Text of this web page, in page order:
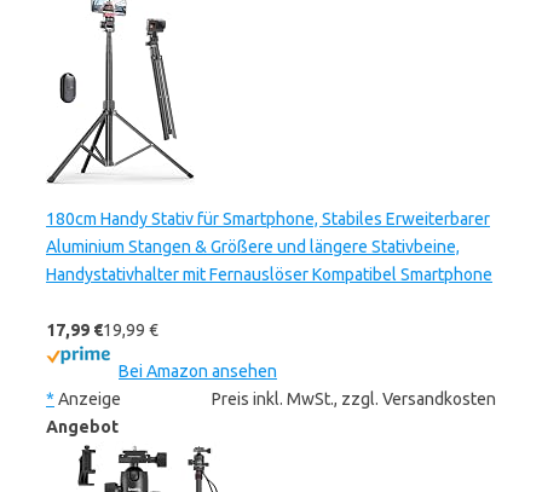
180cm Handy Stativ für Smartphone, Stabiles Erweiterbarer
Aluminium Stangen & Größere und längere Stativbeine,
Handystativhalter mit Fernauslöser Kompatibel Smartphone
17,99 €19,99 €
Bei Amazon ansehen
* Anzeige
Preis inkl. MwSt., zzgl. Versandkosten
Angebot